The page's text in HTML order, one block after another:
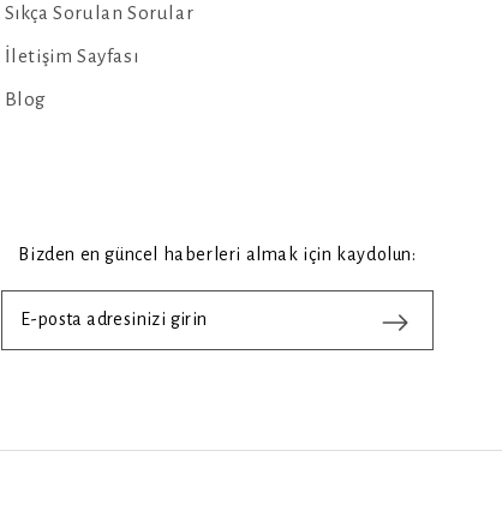
Sıkça Sorulan Sorular
İletişim Sayfası
Blog
Bizden en güncel haberleri almak için kaydolun: